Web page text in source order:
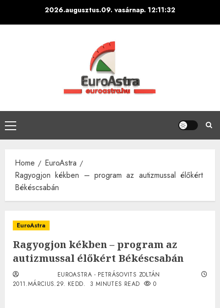
2026.augusztus.09. vasárnap. 12:11:33
Primary
Menu
Home
EuroAstra
Ragyogjon kékben – program az autizmussal élőkért
Békéscsabán
EuroAstra
Ragyogjon kékben – program az
autizmussal élőkért Békéscsabán
EUROASTRA - PETRÁSOVITS ZOLTÁN
2011.MÁRCIUS.29. KEDD.
3 MINUTES READ 0